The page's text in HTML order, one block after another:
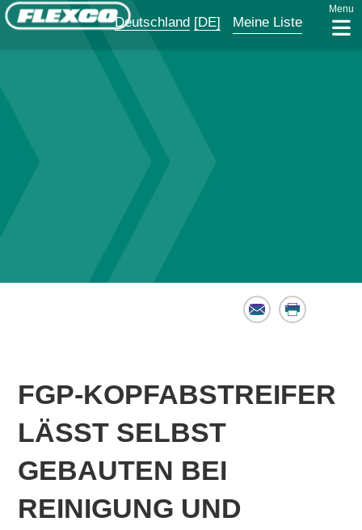
Deutschland [DE] Meine Liste
Menu
Email Print
FGP-KOPFABSTREIFER
LÄSST SELBST
GEBAUTEN BEI
REINIGUNG UND